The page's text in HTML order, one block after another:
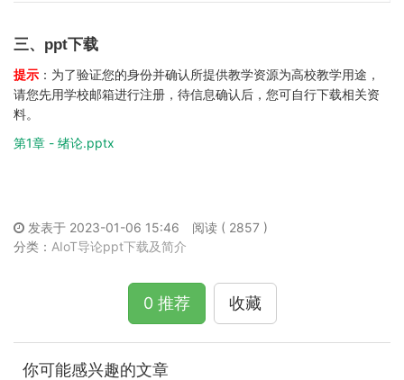
三、ppt下载
提示 ：为了验证您的身份并确认所提供教学资源为高校教学用途，
请您先用学校邮箱进行注册，待信息确认后，您可自行下载相关资
料。
第1章 - 绪论.pptx
发表于 2023-01-06 15:46
阅读 ( 2857 )
分类： AIoT导论ppt下载及简介
0 推荐 收藏
你可能感兴趣的文章